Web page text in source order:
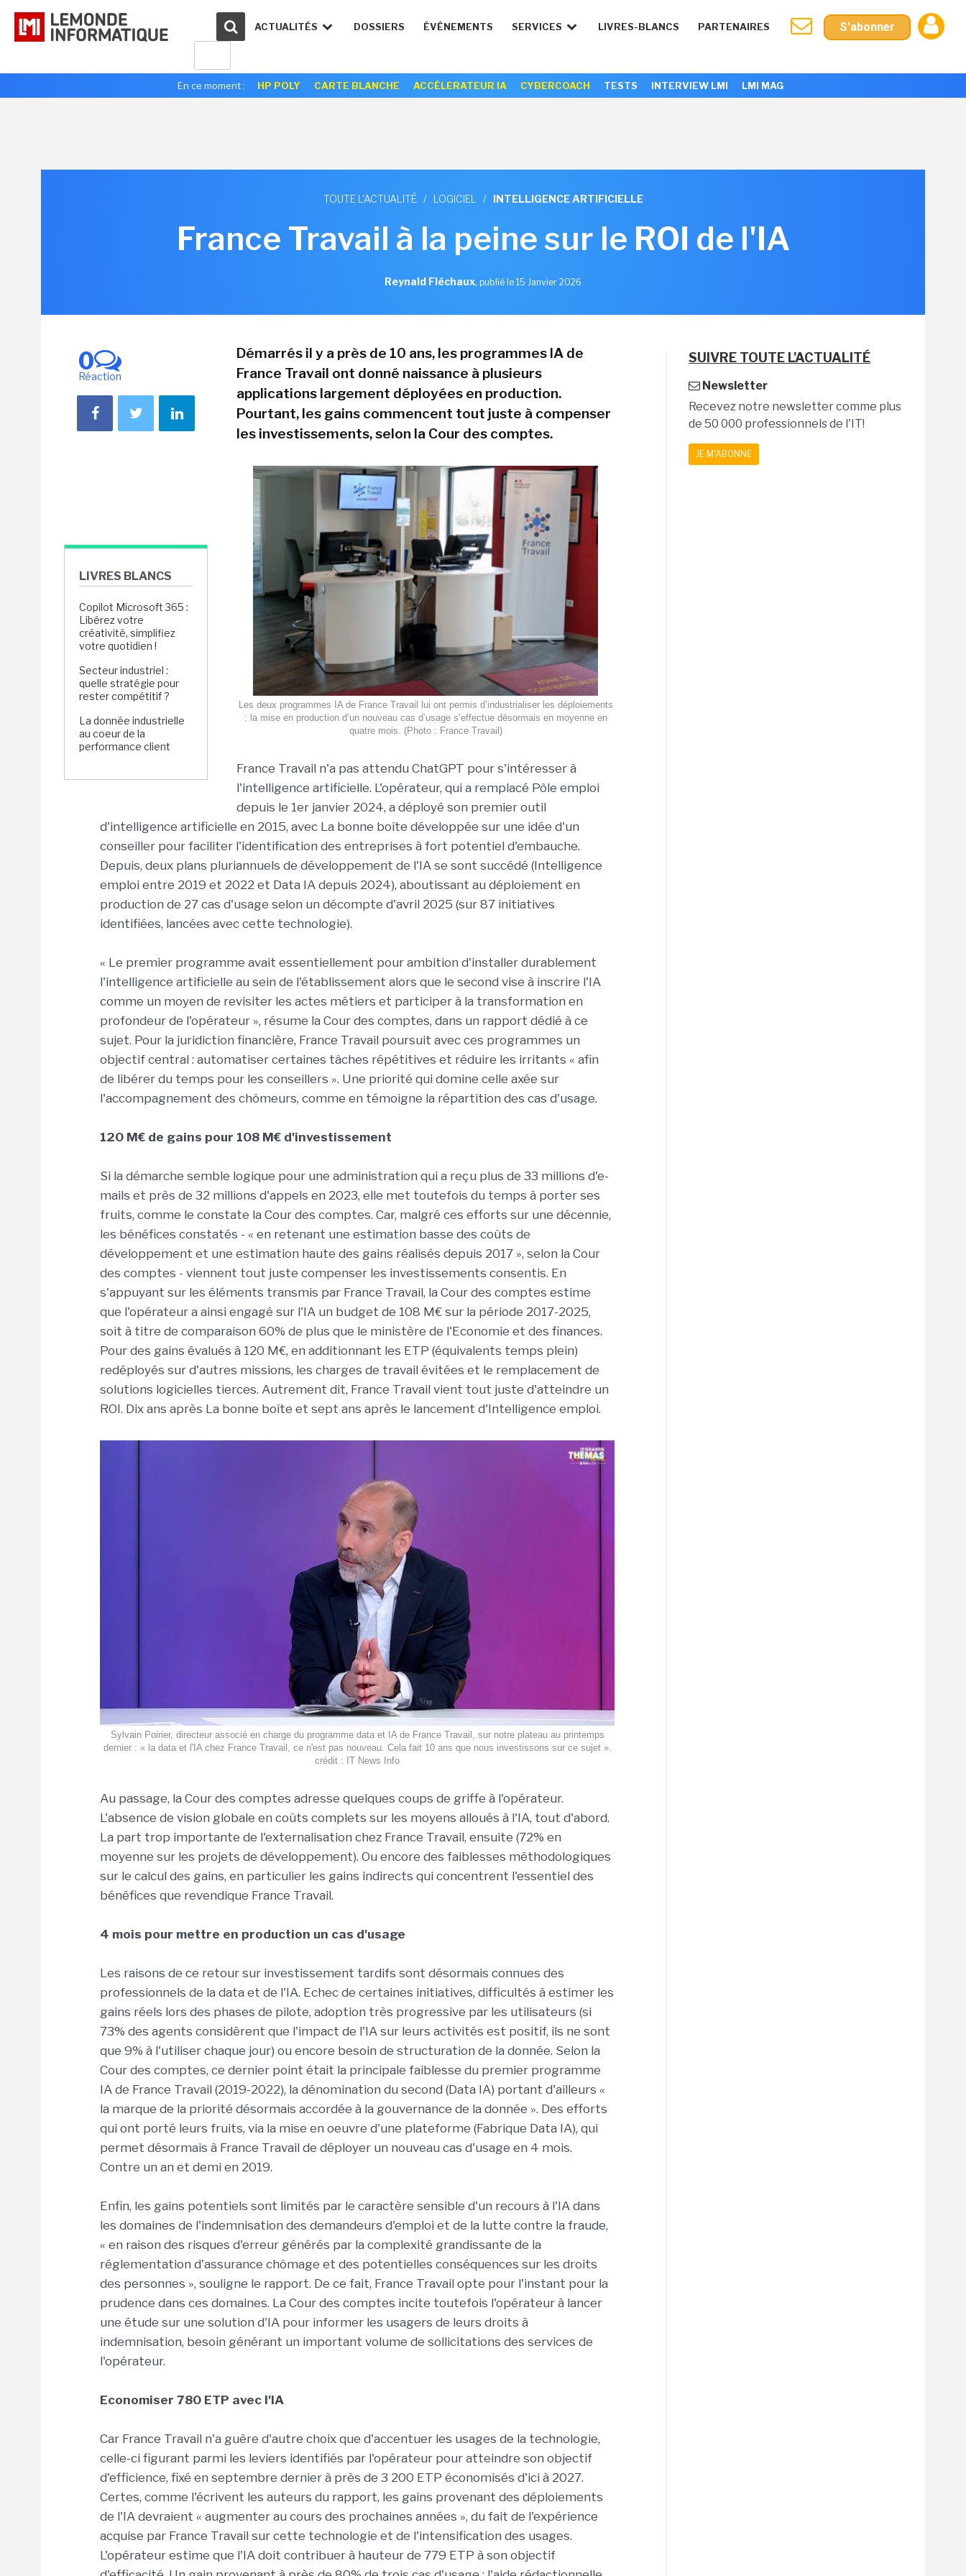
ACTUALITÉS DOSSIERS ÉVÉNEMENTS SERVICES LIVRES-BLANCS PARTENAIRES S'abonner
En ce moment : HP POLY CARTE BLANCHE ACCÉLERATEUR IA CYBERCOACH TESTS INTERVIEW LMI LMI MAG
TOUTE L'ACTUALITÉ / LOGICIEL / INTELLIGENCE ARTIFICIELLE
France Travail à la peine sur le ROI de l'IA
Reynald Fléchaux, publié le 15 Janvier 2026
0
Réaction
LIVRES BLANCS
Copilot Microsoft 365 :
Libérez votre
créativité, simplifiez
votre quotidien !
Secteur industriel :
quelle stratégie pour
rester compétitif ?
La donnée industrielle
au coeur de la
performance client
Démarrés il y a près de 10 ans, les programmes IA de
France Travail ont donné naissance à plusieurs
applications largement déployées en production.
Pourtant, les gains commencent tout juste à compenser
les investissements, selon la Cour des comptes.
Les deux programmes IA de France Travail lui ont permis d’industrialiser les déploiements
: la mise en production d’un nouveau cas d’usage s’effectue désormais en moyenne en
quatre mois. (Photo : France Travail)
France Travail n'a pas attendu ChatGPT pour s'intéresser à
l'intelligence artificielle. L'opérateur, qui a remplacé Pôle emploi
depuis le 1er janvier 2024, a déployé son premier outil
d'intelligence artificielle en 2015, avec La bonne boîte développée sur une idée d'un
conseiller pour faciliter l'identification des entreprises à fort potentiel d'embauche.
Depuis, deux plans pluriannuels de développement de l'IA se sont succédé (Intelligence
emploi entre 2019 et 2022 et Data IA depuis 2024), aboutissant au déploiement en
production de 27 cas d'usage selon un décompte d'avril 2025 (sur 87 initiatives
identifiées, lancées avec cette technologie).
« Le premier programme avait essentiellement pour ambition d'installer durablement
l'intelligence artificielle au sein de l'établissement alors que le second vise à inscrire l'IA
comme un moyen de revisiter les actes métiers et participer à la transformation en
profondeur de l'opérateur », résume la Cour des comptes, dans un rapport dédié à ce
sujet. Pour la juridiction financière, France Travail poursuit avec ces programmes un
objectif central : automatiser certaines tâches répétitives et réduire les irritants « afin
de libérer du temps pour les conseillers ». Une priorité qui domine celle axée sur
l'accompagnement des chômeurs, comme en témoigne la répartition des cas d'usage.
120 M€ de gains pour 108 M€ d'investissement
Si la démarche semble logique pour une administration qui a reçu plus de 33 millions d'e-
mails et près de 32 millions d'appels en 2023, elle met toutefois du temps à porter ses
fruits, comme le constate la Cour des comptes. Car, malgré ces efforts sur une décennie,
les bénéfices constatés - « en retenant une estimation basse des coûts de
développement et une estimation haute des gains réalisés depuis 2017 », selon la Cour
des comptes - viennent tout juste compenser les investissements consentis. En
s'appuyant sur les éléments transmis par France Travail, la Cour des comptes estime
que l'opérateur a ainsi engagé sur l'IA un budget de 108 M€ sur la période 2017-2025,
soit à titre de comparaison 60% de plus que le ministère de l'Economie et des finances.
Pour des gains évalués à 120 M€, en additionnant les ETP (équivalents temps plein)
redéployés sur d'autres missions, les charges de travail évitées et le remplacement de
solutions logicielles tierces. Autrement dit, France Travail vient tout juste d'atteindre un
ROI. Dix ans après La bonne boîte et sept ans après le lancement d'Intelligence emploi.
Sylvain Poirier, directeur associé en charge du programme data et IA de France Travail, sur notre plateau au printemps
dernier : « la data et l'IA chez France Travail, ce n'est pas nouveau. Cela fait 10 ans que nous investissons sur ce sujet ».
crédit : IT News Info
Au passage, la Cour des comptes adresse quelques coups de griffe à l'opérateur.
L'absence de vision globale en coûts complets sur les moyens alloués à l'IA, tout d'abord.
La part trop importante de l'externalisation chez France Travail, ensuite (72% en
moyenne sur les projets de développement). Ou encore des faiblesses méthodologiques
sur le calcul des gains, en particulier les gains indirects qui concentrent l'essentiel des
bénéfices que revendique France Travail.
4 mois pour mettre en production un cas d'usage
Les raisons de ce retour sur investissement tardifs sont désormais connues des
professionnels de la data et de l'IA. Echec de certaines initiatives, difficultés à estimer les
gains réels lors des phases de pilote, adoption très progressive par les utilisateurs (si
73% des agents considèrent que l'impact de l'IA sur leurs activités est positif, ils ne sont
que 9% à l'utiliser chaque jour) ou encore besoin de structuration de la donnée. Selon la
Cour des comptes, ce dernier point était la principale faiblesse du premier programme
IA de France Travail (2019-2022), la dénomination du second (Data IA) portant d'ailleurs «
la marque de la priorité désormais accordée à la gouvernance de la donnée ». Des efforts
qui ont porté leurs fruits, via la mise en oeuvre d'une plateforme (Fabrique Data IA), qui
permet désormais à France Travail de déployer un nouveau cas d'usage en 4 mois.
Contre un an et demi en 2019.
Enfin, les gains potentiels sont limités par le caractère sensible d'un recours à l'IA dans
les domaines de l'indemnisation des demandeurs d'emploi et de la lutte contre la fraude,
« en raison des risques d'erreur générés par la complexité grandissante de la
réglementation d'assurance chômage et des potentielles conséquences sur les droits
des personnes », souligne le rapport. De ce fait, France Travail opte pour l'instant pour la
prudence dans ces domaines. La Cour des comptes incite toutefois l'opérateur à lancer
une étude sur une solution d'IA pour informer les usagers de leurs droits à
indemnisation, besoin générant un important volume de sollicitations des services de
l'opérateur.
Economiser 780 ETP avec l'IA
Car France Travail n'a guère d'autre choix que d'accentuer les usages de la technologie,
celle-ci figurant parmi les leviers identifiés par l'opérateur pour atteindre son objectif
d'efficience, fixé en septembre dernier à près de 3 200 ETP économisés d'ici à 2027.
Certes, comme l'écrivent les auteurs du rapport, les gains provenant des déploiements
de l'IA devraient « augmenter au cours des prochaines années », du fait de l'expérience
acquise par France Travail sur cette technologie et de l'intensification des usages.
L'opérateur estime que l'IA doit contribuer à hauteur de 779 ETP à son objectif
SUIVRE TOUTE L'ACTUALITÉ
Newsletter
Recevez notre newsletter comme plus
de 50 000 professionnels de l'IT!
JE M'ABONNE